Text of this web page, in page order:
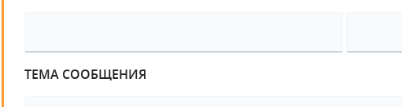
ТЕМА СООБЩЕНИЯ